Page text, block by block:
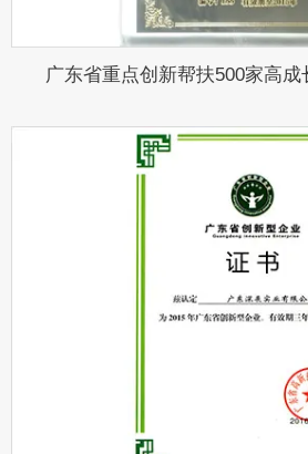
广东省重点创新帮扶500家高成